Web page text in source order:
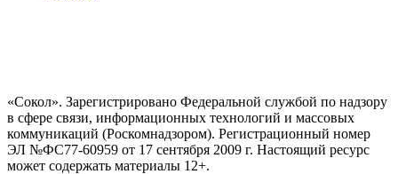
«Сокол». Зарегистрировано Федеральной службой по надзору
в сфере связи, информационных технологий и массовых
коммуникаций (Роскомнадзором). Регистрационный номер
ЭЛ №ФС77-60959 от 17 сентября 2009 г. Настоящий ресурс
может содержать материалы 12+.